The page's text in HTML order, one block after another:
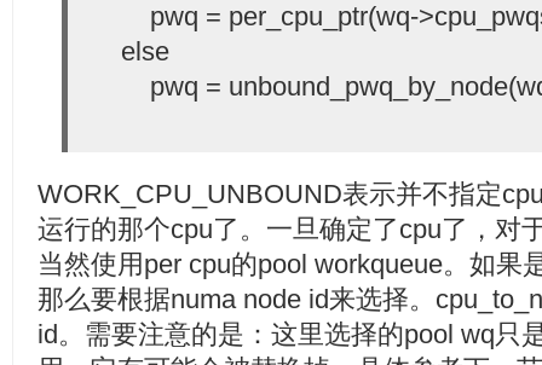
pwq = per_cpu_ptr(wq-
else
pwq =
WORK_CPU_UNBOUND表示并不指定
运行的那个cpu了。一旦确定了cpu了，对
当然使用per cpu的pool workqueue。如果
那么要根据numa node id来选择。
id。需要注意的是：这里选择的pool wq只